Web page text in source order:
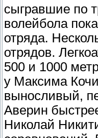
сыгравшие по
волейбола
отряда.
отрядов.
500 и 1000
у Максима
выносливый,
Аверин
Николай